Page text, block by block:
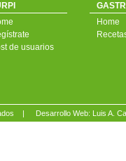
de usuarios
Home
| Desarrollo Web: Luis